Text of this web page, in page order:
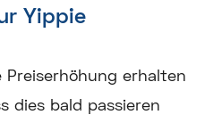
Yippie
Preiserhöhung erhalten
dies bald passieren